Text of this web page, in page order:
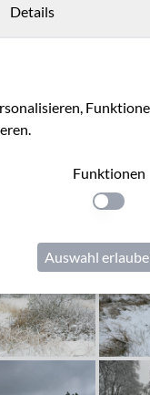
Details
anwenden
Funktionen
Auswahl